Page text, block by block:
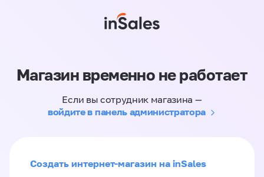
Магазин временно не работает
Если вы сотрудник магазина —
войдите в панель администратора
Создать интернет-магазин на inSales